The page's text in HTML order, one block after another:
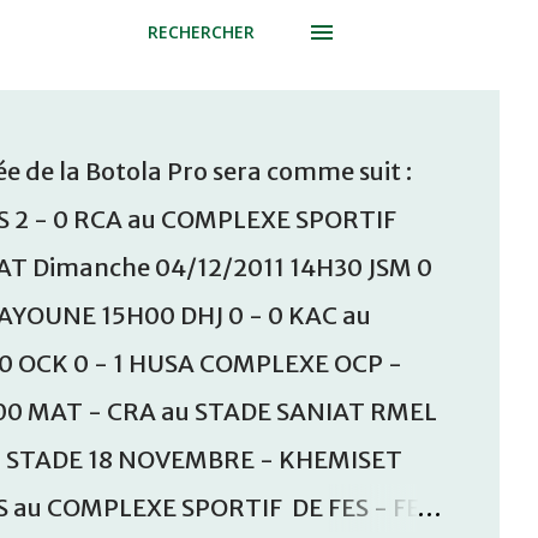
RECHERCHER
de la Botola Pro sera comme suit :
- 0 RCA au COMPLEXE SPORTIF
Dimanche 04/12/2011 14H30 JSM 0
15H00 DHJ 0 - 0 KAC au
OCK 0 - 1 HUSA COMPLEXE OCP -
MAT - CRA au STADE SANIAT RMEL
18 NOVEMBRE - KHEMISET
COMPLEXE SPORTIF DE FES - FES